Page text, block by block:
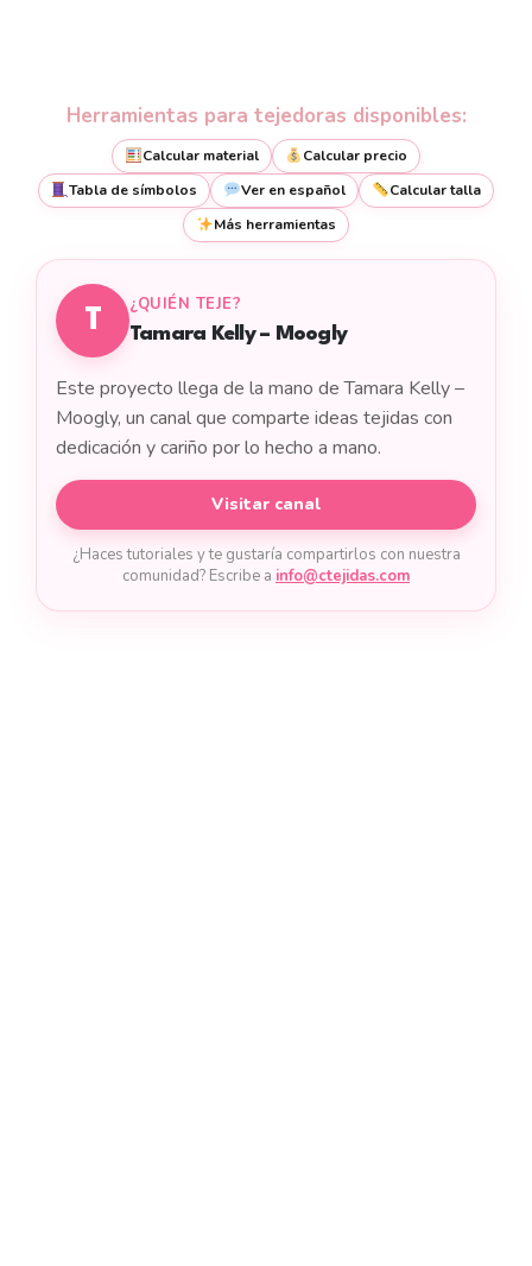
Herramientas para tejedoras disponibles:
Calcular material
Calcular precio
Tabla de símbolos
Ver en español
Calcular talla
Más herramientas
T
¿QUIÉN TEJE?
Tamara Kelly – Moogly
Este proyecto llega de la mano de Tamara Kelly –
Moogly, un canal que comparte ideas tejidas con
dedicación y cariño por lo hecho a mano.
Visitar canal
¿Haces tutoriales y te gustaría compartirlos con nuestra
comunidad? Escribe a info@ctejidas.com